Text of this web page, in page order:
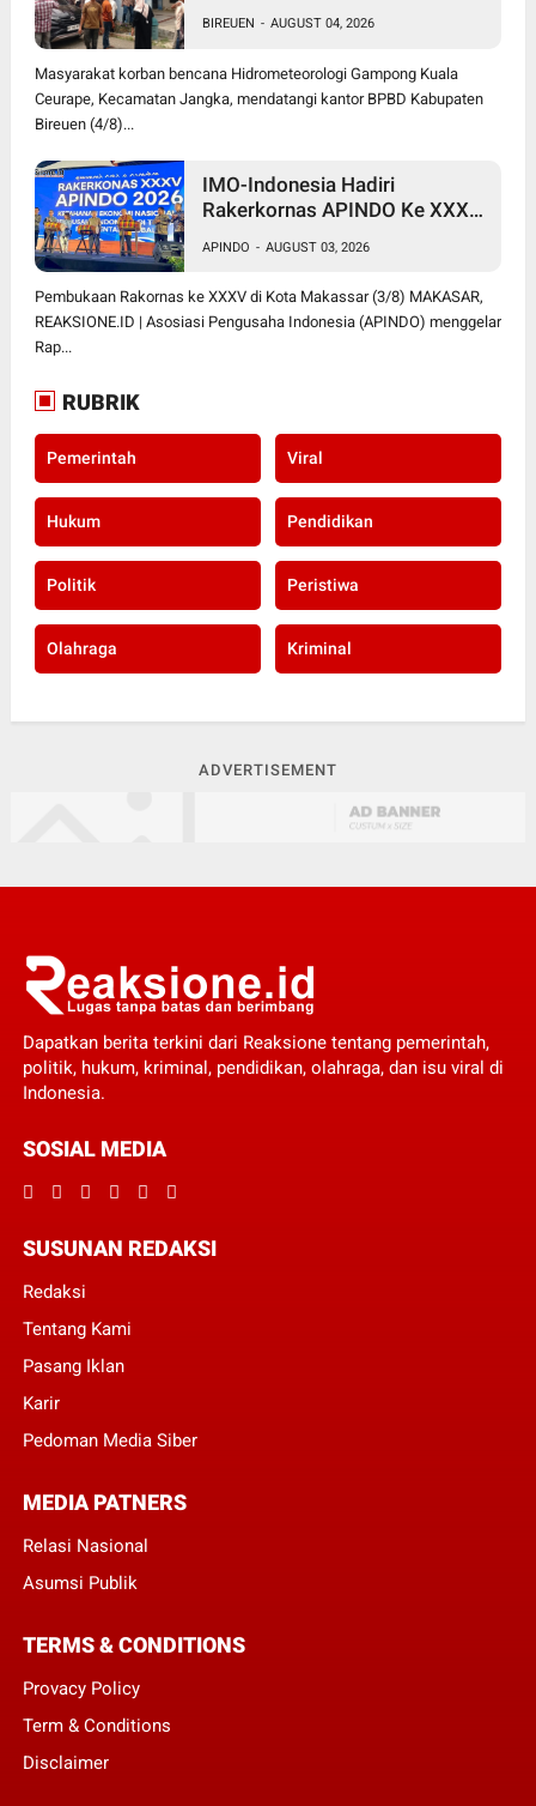
Bireuen: "Kami Dibola-bolai"
BIREUEN - AUGUST 04, 2026
Masyarakat korban bencana Hidrometeorologi Gampong Kuala
Ceurape, Kecamatan Jangka, mendatangi kantor BPBD Kabupaten
Bireuen (4/8)...
IMO-Indonesia Hadiri
Rakerkornas APINDO Ke XXXV
APINDO - AUGUST 03, 2026
Pembukaan Rakornas ke XXXV di Kota Makassar (3/8) MAKASAR,
REAKSIONE.ID | Asosiasi Pengusaha Indonesia (APINDO) menggelar
Rap...
RUBRIK
Pemerintah Viral
Hukum Pendidikan
Politik Peristiwa
Olahraga Kriminal
ADVERTISEMENT
Dapatkan berita terkini dari Reaksione tentang pemerintah,
politik, hukum, kriminal, pendidikan, olahraga, dan isu viral di
Indonesia.
SOSIAL MEDIA
SUSUNAN REDAKSI
Redaksi
Tentang Kami
Pasang Iklan
Karir
Pedoman Media Siber
MEDIA PATNERS
Relasi Nasional
Asumsi Publik
TERMS & CONDITIONS
Provacy Policy
Term & Conditions
Disclaimer